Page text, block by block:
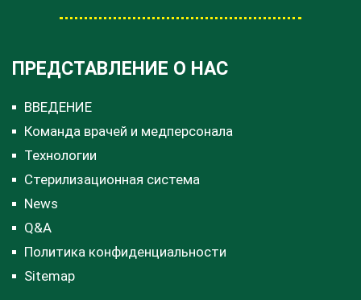
ПРЕДСТАВЛЕНИЕ О НАС
ВВЕДЕНИЕ
Команда врачей и медперсонала
Технологии
Стерилизационная система
News
Q&A
Политика конфиденциальности
Sitemap